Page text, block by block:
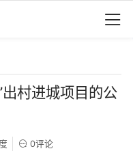
村进城项目的公
0评论